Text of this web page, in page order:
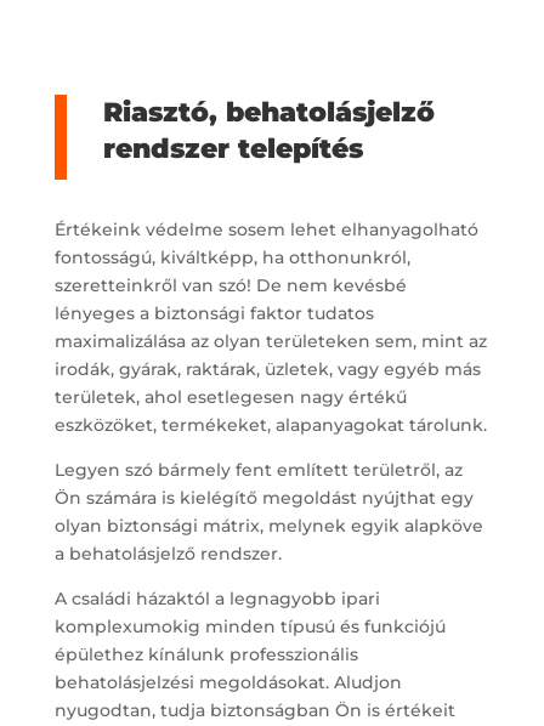
Riasztó, behatolásjelző
rendszer telepítés
Értékeink védelme sosem lehet elhanyagolható
fontosságú, kiváltképp, ha otthonunkról,
szeretteinkről van szó! De nem kevésbé
lényeges a biztonsági faktor tudatos
maximalizálása az olyan területeken sem, mint az
irodák, gyárak, raktárak, üzletek, vagy egyéb más
területek, ahol esetlegesen nagy értékű
eszközöket, termékeket, alapanyagokat tárolunk.
Legyen szó bármely fent említett területről, az
Ön számára is kielégítő megoldást nyújthat egy
olyan biztonsági mátrix, melynek egyik alapköve
a behatolásjelző rendszer.
A családi házaktól a legnagyobb ipari
komplexumokig minden típusú és funkciójú
épülethez kínálunk professzionális
behatolásjelzési megoldásokat. Aludjon
nyugodtan, tudja biztonságban Ön is értékeit